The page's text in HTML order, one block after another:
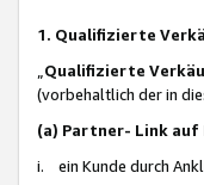
1. Qualifizierte
Qualifizierte
(vorbehaltlich der in
(a) Partner- Link auf
i. ein Kunde durch